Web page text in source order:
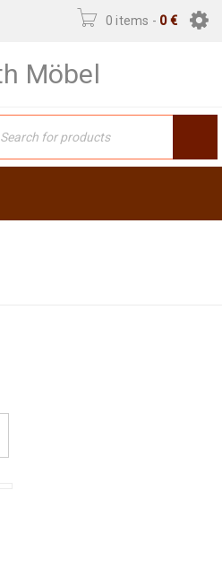
0 items - 0€